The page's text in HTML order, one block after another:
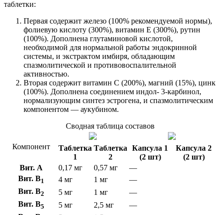
таблетки:
Первая содержит железо (100% рекомендуемой нормы),
фолиевую кислоту (300%), витамин Е (300%), рутин
(100%). Дополнена глутаминовой кислотой,
необходимой для нормальной работы эндокринной
системы, и экстрактом имбиря, обладающим
спазмолитической и противовоспалительной
активностью.
Вторая содержит витамин С (200%), магний (15%), цинк
(100%). Дополнена соединением индол- 3-карбинол,
нормализующим синтез эстрогена, и спазмолитическим
компонентом — аукубином.
Сводная таблица составов
Компонент
Таблетка
1
Таблетка
2
Капсула 1
(2 шт)
Капсула 2
(2 шт)
Вит. A
0,17 мг 0,57 мг
—
Вит. B1 4 мг 1 мг
—
Вит. B2 5 мг 1 мг
—
Вит. B5 5 мг 2,5 мг
—